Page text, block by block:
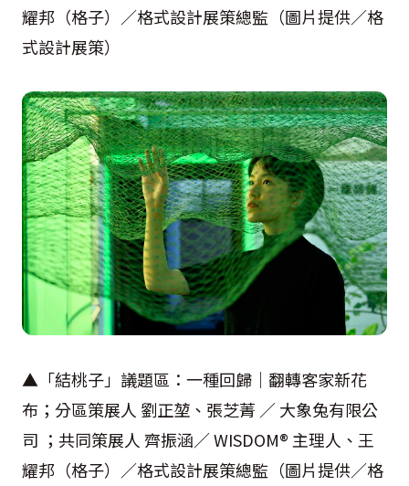
耀邦（格子）／格式設計展策總監（圖片提供／格
式設計展策）
▲「結桃子」議題區：一種回歸｜翻轉客家新花
布；分區策展人 劉正堃、張芝菁 ／ 大象兔有限公
司 ；共同策展人 齊振涵／ WISDOM® 主理人、王
耀邦（格子）／格式設計展策總監（圖片提供／格